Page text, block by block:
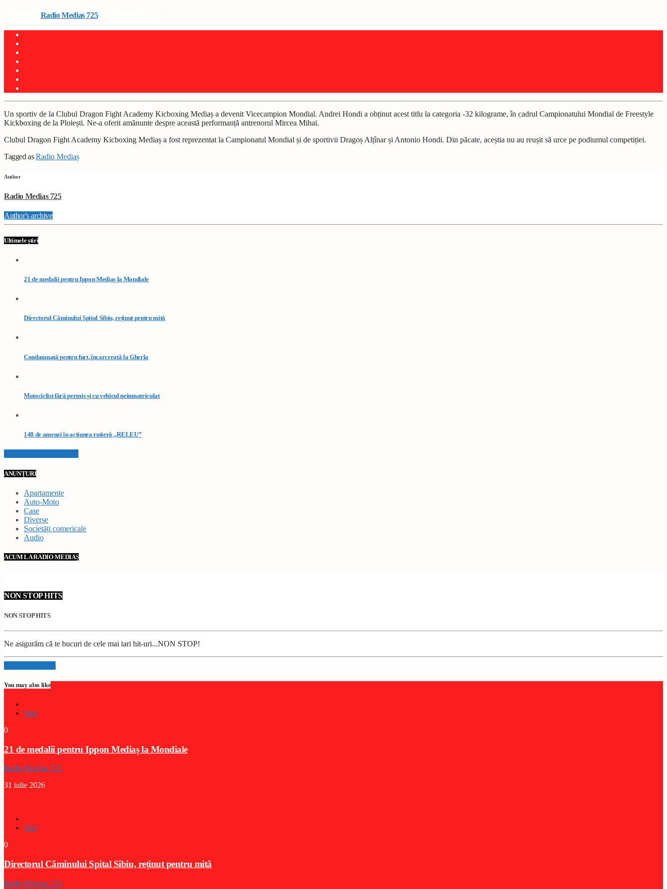
Radio Medias 725on 3 noiembrie 2025
Un sportiv de la Clubul Dragon Fight Academy Kicboxing Mediaș a devenit Vicecampion Mondial. Andrei Hondi a obținut acest titlu la categoria -32 kilograme, în cadrul Campionatului Mondial de Freestyle
Kickboxing de la Ploiești. Ne-a oferit amănunte despre această performanță antrenorul Mircea Mihai.
Clubul Dragon Fight Academy Kicboxing Mediaș a fost reprezentat la Campionatul Mondial și de sportivii Dragoș Alțînar și Antonio Hondi. Din păcate, aceștia nu au reușit să urce pe podiumul competiției.
Tagged asRadio Mediaș
Author
Radio Medias 725
Author's archive
Ultimele știri
21 de medalii pentru Ippon Mediaș la Mondiale
Directorul Căminului Spital Sibiu, reținut pentru mită
Condamnată pentru furt, încarcerată la Gherla
Motociclist fără permis și cu vehicul neînmatriculat
148 de amenzi în acțiunea rutieră „RELEU”
ANUNȚURI
Apartamente
Auto-Moto
Case
Diverse
Societăți comericale
Audio
ACUM LA RADIO MEDIAȘ
NON STOP HITS
NON STOP HITS
Ne asigurăm că te bucuri de cele mai tari hit-uri...NON STOP!
Info and episodes
You may also like
Stiri
0
21 de medalii pentru Ippon Mediaș la Mondiale
Radio Medias 725
31 iulie 2026
Stiri
0
Directorul Căminului Spital Sibiu, reținut pentru mită
Radio Medias 725